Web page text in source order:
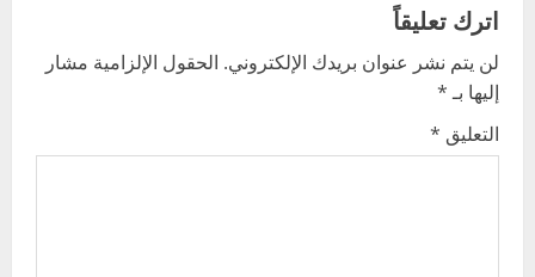
v
i
g
اترك تعليقاً
لن يتم نشر عنوان بريدك الإلكتروني. الحقول الإلزامية مشار
إليها بـ*
التعليق *